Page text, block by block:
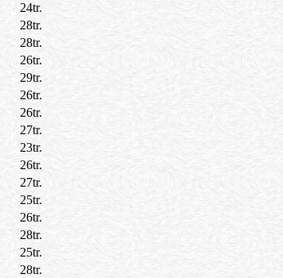
24tr.
28tr.
28tr.
26tr.
29tr.
26tr.
26tr.
27tr.
23tr.
26tr.
27tr.
25tr.
26tr.
28tr.
25tr.
28tr.